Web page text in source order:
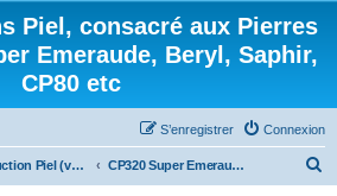
Piel, consacré aux Pierres
Emeraude, Beryl, Saphir,
CP80 etc
Connexion
S’enregistrer
La Production Piel (vos questions, vos réponses) CP320 Super Emeraude CNRA